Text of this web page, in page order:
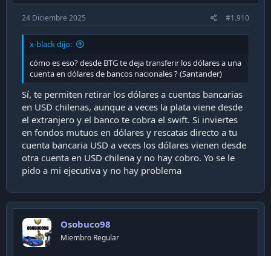
24 Diciembre 2025 #1.910
x-black dijo:
cómo es eso? desde BTG te deja transferir los dólares a una
cuenta en dólares de bancos nacionales ? (Santander)
Sí, te permiten retirar los dólares a cuentas bancarias
en USD chilenas, aunque a veces la plata viene desde
el extranjero y el banco te cobra el swift. Si inviertes
en fondos mutuos en dólares y rescatas directo a tu
cuenta bancaria USD a veces los dólares vienen desde
otra cuenta en USD chilena y no hay cobro. Yo se le
pido a mi ejecutiva y no hay problema
Osobuco98
Miembro Regular